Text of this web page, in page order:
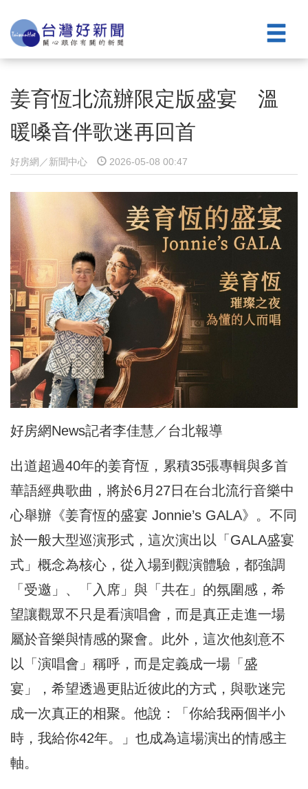
姜育恆北流辦限定版盛宴 溫
暖嗓音伴歌迷再回首
好房網／新聞中心 2026-05-08 00:47
好房網News記者李佳慧／台北報導
出道超過40年的姜育恆，累積35張專輯與多首
華語經典歌曲，將於6月27日在台北流行音樂中
心舉辦《姜育恆的盛宴 Jonnie’s GALA》。不同
於一般大型巡演形式，這次演出以「GALA盛宴
式」概念為核心，從入場到觀演體驗，都強調
「受邀」、「入席」與「共在」的氛圍感，希
望讓觀眾不只是看演唱會，而是真正走進一場
屬於音樂與情感的聚會。此外，這次他刻意不
以「演唱會」稱呼，而是定義成一場「盛
宴」，希望透過更貼近彼此的方式，與歌迷完
成一次真正的相聚。他說：「你給我兩個半小
時，我給你42年。」也成為這場演出的情感主
軸。